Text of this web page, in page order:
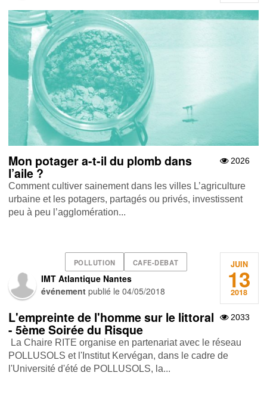
2026
Mon potager a-t-il du plomb dans
l’aile ?
Comment cultiver sainement dans les villes L’agriculture
urbaine et les potagers, partagés ou privés, investissent
peu à peu l’agglomération...
POLLUTION CAFE-DEBAT
IMT Atlantique Nantes
événement publié le04/05/2018
JUIN
13
2018
2033
L'empreinte de l'homme sur le littoral
- 5ème Soirée du Risque
La Chaire RITE organise en partenariat avec le réseau
POLLUSOLS et l'Institut Kervégan, dans le cadre de
l'Université d'été de POLLUSOLS, la...